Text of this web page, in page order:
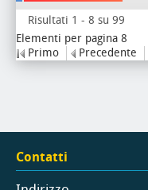
Risultati 1 - 8 su 99
Elementi per pagina 8
Primo
Precedente
Contatti